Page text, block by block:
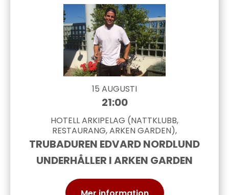
15 AUGUSTI
21:00
HOTELL ARKIPELAG (NATTKLUBB,
RESTAURANG, ARKEN GARDEN),
TRUBADUREN EDVARD NORDLUND
UNDERHÅLLER I ARKEN GARDEN